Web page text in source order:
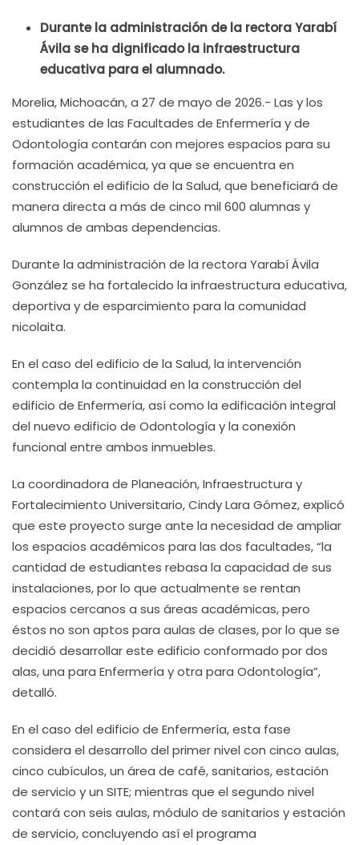
Durante la administración de la rectora Yarabí
Ávila se ha dignificado la infraestructura
educativa para el alumnado.
Morelia, Michoacán, a 27 de mayo de 2026.- Las y los
estudiantes de las Facultades de Enfermería y de
Odontología contarán con mejores espacios para su
formación académica, ya que se encuentra en
construcción el edificio de la Salud, que beneficiará de
manera directa a más de cinco mil 600 alumnas y
alumnos de ambas dependencias.
Durante la administración de la rectora Yarabí Ávila
González se ha fortalecido la infraestructura educativa,
deportiva y de esparcimiento para la comunidad
nicolaita.
En el caso del edificio de la Salud, la intervención
contempla la continuidad en la construcción del
edificio de Enfermería, así como la edificación integral
del nuevo edificio de Odontología y la conexión
funcional entre ambos inmuebles.
La coordinadora de Planeación, Infraestructura y
Fortalecimiento Universitario, Cindy Lara Gómez, explicó
que este proyecto surge ante la necesidad de ampliar
los espacios académicos para las dos facultades, “la
cantidad de estudiantes rebasa la capacidad de sus
instalaciones, por lo que actualmente se rentan
espacios cercanos a sus áreas académicas, pero
éstos no son aptos para aulas de clases, por lo que se
decidió desarrollar este edificio conformado por dos
alas, una para Enfermería y otra para Odontología”,
detalló.
En el caso del edificio de Enfermería, esta fase
considera el desarrollo del primer nivel con cinco aulas,
cinco cubículos, un área de café, sanitarios, estación
de servicio y un SITE; mientras que el segundo nivel
contará con seis aulas, módulo de sanitarios y estación
de servicio, concluyendo así el programa